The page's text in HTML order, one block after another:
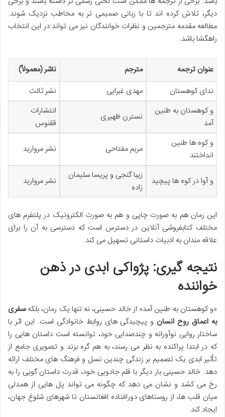
دیگر، تلاش کرده اند تا با زبانی صمیمی تر به مخاطب نزدیک شوند.
مطالعه مقدمه مترجمین و نظرات خوانندگان نیز می تواند در این انتخاب
راهگشا باشد.
عنوان ترجمه مترجم
ناشر (معمولاً)
ندای کوهستان
مهدی غبرایی
نشر ثالث
و کوهستان به طنین
آمد
نسترن ظهیری
انتشارات
ققنوس
و کوه ها طنین
انداختند
مریم مفتاحی نشر مروارید
و آوا در کوه ها پیچید
زیبا گنجی و پریسا سلیمان
زاده
نشر مروارید
این رمان هم به صورت چاپی و هم به صورت الکترونیک در پلتفرم های
مختلف کتابفروشی آنلاین در دسترس است که دسترسی به آن را برای
علاقه مندان به ادبیات داستانی تسهیل می کند.
نتیجه گیری: پژواکی ابدی در ذهن
خواننده
«و کوهستان به طنین آمد» از خالد حسینی، نه تنها یک رمان، بلکهسفری
به اعماق روح انسان و پیچیدگی های روابط خانوادگی است. این اثر با
ساختار روایی نوآورانه و چندصدایی خود، توانسته است داستان هایی را
که در ابتدا پراکنده به نظر می رسند، به هم گره بزند و تصویری جامع از
تأثیر ابدی یک تصمیم بر زندگی چندین نسل و فرهنگ های مختلف ارائه
دهد. خالد حسینی بار دیگر با قلم جادویی خود، قدرت داستان گویی را به
رخ می کشد و نشان می دهد که چگونه می تواند پل هایی از همدلی
میان قلب ها، از روستاهای دورافتاده افغانستان تا شهرهای شلوغ جهان،
ایجاد کند.